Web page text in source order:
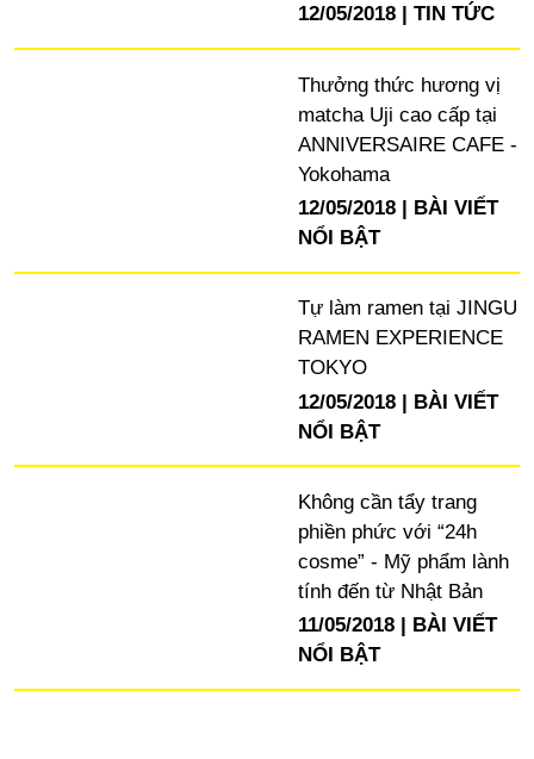
12/05/2018 TIN TỨC
Thưởng thức hương vị
matcha Uji cao cấp tại
ANNIVERSAIRE CAFE -
Yokohama
12/05/2018
BÀI VIẾT
NỔI BẬT
Tự làm ramen tại JINGU
RAMEN EXPERIENCE
TOKYO
12/05/2018
BÀI VIẾT
NỔI BẬT
Không cần tẩy trang
phiền phức với “24h
cosme” - Mỹ phẩm lành
tính đến từ Nhật Bản
11/05/2018
BÀI VIẾT
NỔI BẬT